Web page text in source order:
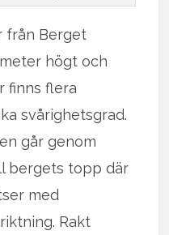
från Berget
högt och
finns flera
svårighetsgrad.
går genom
bergets topp där
med
Rakt